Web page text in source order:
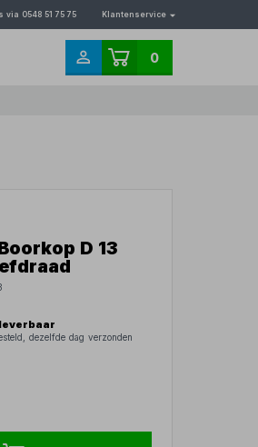
0548 51 75 75 Klantenservice
0
D 13
dezelfde dag verzonden